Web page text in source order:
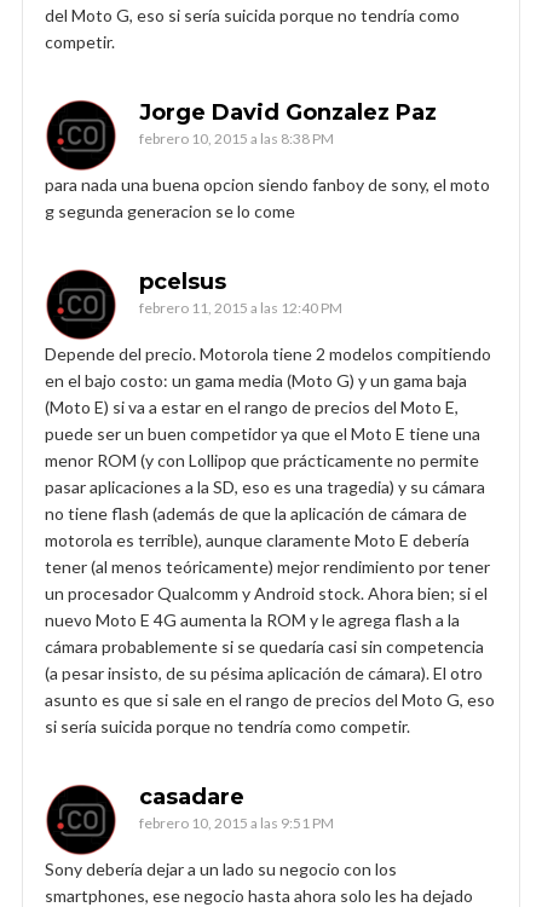
del Moto G, eso si sería suicida porque no tendría como
competir.
Jorge David Gonzalez Paz
febrero 10, 2015 a las 8:38 PM
para nada una buena opcion siendo fanboy de sony, el moto
g segunda generacion se lo come
pcelsus
febrero 11, 2015 a las 12:40 PM
Depende del precio. Motorola tiene 2 modelos compitiendo
en el bajo costo: un gama media (Moto G) y un gama baja
(Moto E) si va a estar en el rango de precios del Moto E,
puede ser un buen competidor ya que el Moto E tiene una
menor ROM (y con Lollipop que prácticamente no permite
pasar aplicaciones a la SD, eso es una tragedia) y su cámara
no tiene flash (además de que la aplicación de cámara de
motorola es terrible), aunque claramente Moto E debería
tener (al menos teóricamente) mejor rendimiento por tener
un procesador Qualcomm y Android stock. Ahora bien; si el
nuevo Moto E 4G aumenta la ROM y le agrega flash a la
cámara probablemente si se quedaría casi sin competencia
(a pesar insisto, de su pésima aplicación de cámara). El otro
asunto es que si sale en el rango de precios del Moto G, eso
si sería suicida porque no tendría como competir.
casadare
febrero 10, 2015 a las 9:51 PM
Sony debería dejar a un lado su negocio con los
smartphones, ese negocio hasta ahora solo les ha dejado